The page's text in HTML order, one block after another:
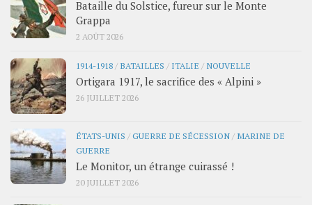
Bataille du Solstice, fureur sur le Monte
Grappa
2 AOÛT 2026
1914-1918 / BATAILLES / ITALIE / NOUVELLE
Ortigara 1917, le sacrifice des « Alpini »
26 JUILLET 2026
ÉTATS-UNIS /GUERRE DE SÉCESSION / MARINE DE
GUERRE
Le Monitor, un étrange cuirassé !
20 JUILLET 2026